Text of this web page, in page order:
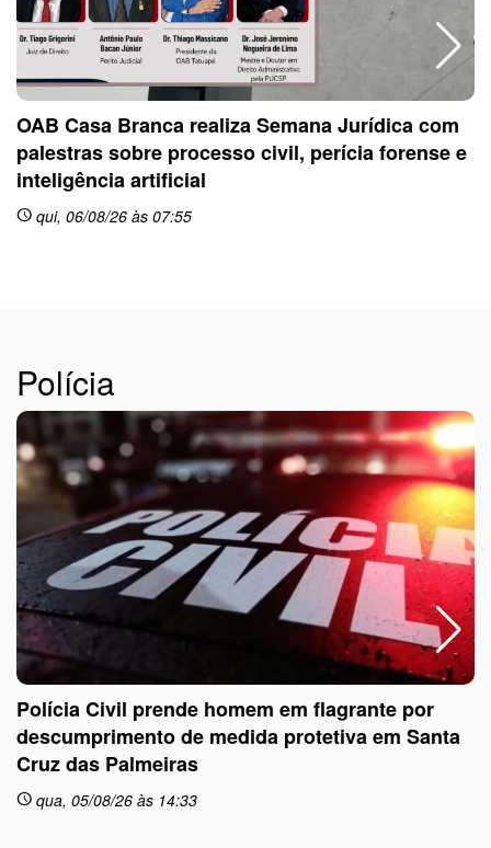
OAB Casa Branca realiza Semana Jurídica com
palestras sobre processo civil, perícia forense e
inteligência artificial
schedule qui, 06/08/26 às 07:55
Polícia
Polícia Civil prende homem em flagrante por
descumprimento de medida protetiva em Santa
Cruz das Palmeiras
schedule qua, 05/08/26 às 14:33